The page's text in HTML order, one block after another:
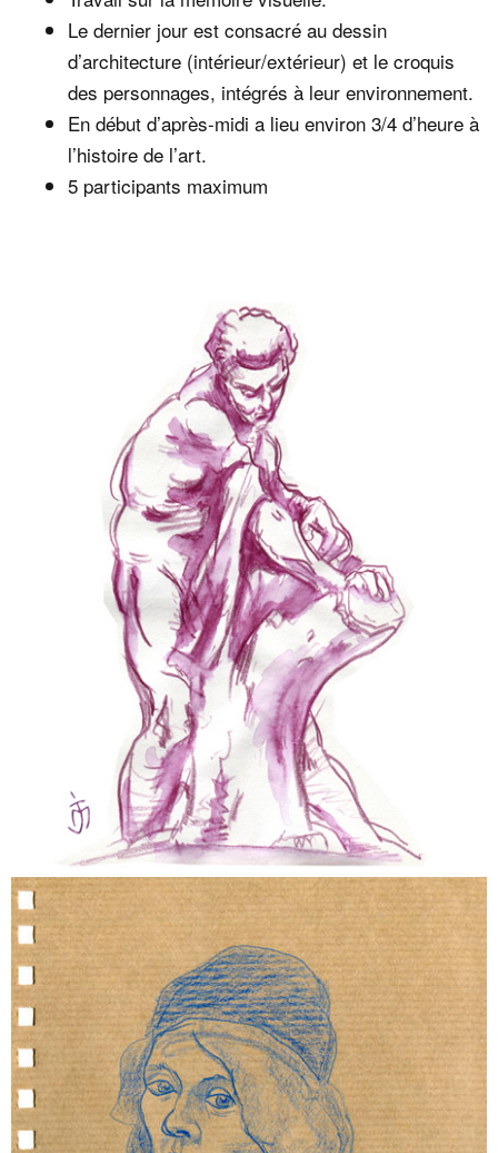
Le dernier jour est consacré au dessin
d’architecture (intérieur/extérieur) et le croquis
des personnages, intégrés à leur environnement.
En début d’après-midi a lieu environ 3/4 d’heure à
l’histoire de l’art.
5 participants maximum